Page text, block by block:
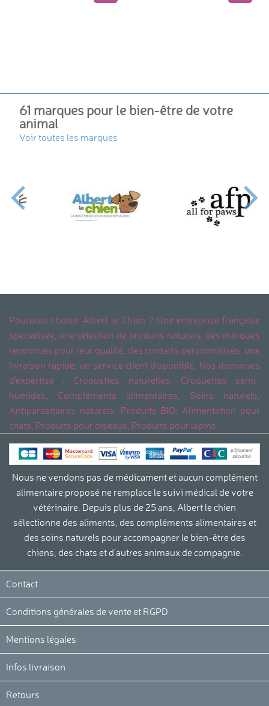
61 marques pour le bien-être de votre
animal
Voir toutes les marques
Pourquoi choisir Albert le Chien ? Une entreprise française
spécialisée, une sélection de produits naturels, des marques
reconnues pour leur qualité, des conseils personnalisés, une
livraison rapide, un service client disponible. Nos domaines
d'expertise ; Croquettes naturelles, Croquettes semi-
humides, Compléments alimentaires, Soins naturels,
Antiparasitaires naturels, Produits BIO, Alimentation pour
chats, Produits pour oiseaux, Produits pour lapins.
Nous ne vendons pas de médicament et aucun complément
alimentaire proposé ne remplace le suivi médical de votre
vétérinaire. Depuis plus de 25 ans, Albert le chien
sélectionne des aliments, des compléments alimentaires et
des soins naturels pour accompagner le bien-être des
chiens, des chats et d'autres animaux de compagnie.
Contact
Conditions générales de vente et RGPD
Mentions légales
Infos livraison
Retours
La protection de votre vie privée
et le respect de vos droits sont
Nous utilisons des cookies nécessaires au
être utilisées pour optimiser votre expérience, diffuser des offres
personnalisées ou réaliser des analyses. Vous pouvez modifier vos
préférences cookies et retirer votre consentement à tout moment en